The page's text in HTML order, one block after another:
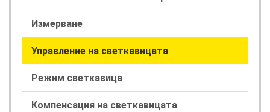
Измерване
Управление на светкавицата
Режим светкавица
Компенсация на светкавицата